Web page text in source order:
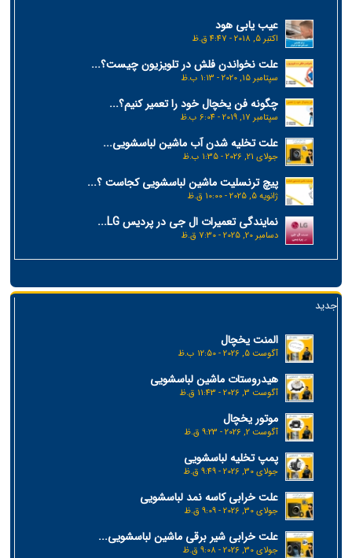
عیب یابی هود
اکتبر 5, 2018 - 4:47 ق.ظ
علت نخواندن فلش در تلویزیون چیست؟...
سپتامبر 15, 2020 - 1:13 ب.ظ
چگونه فن یخچال خود را تعمیر کنیم؟...
سپتامبر 17, 2019 - 6:04 ب.ظ
علت تخلیه شدن آب ماشین لباسشویی...
جولای 21, 2026 - 1:35 ب.ظ
پیچ ترنسلیت ماشین لباسشویی کجاست ؟...
ژانویه 5, 2025 - 10:00 ق.ظ
نمایندگی تعمیرات ال جی در پردیس LG...
دسامبر 20, 2025 - 7:30 ق.ظ
جدید
المنت یخچال
آگوست 5, 2026 - 12:50 ب.ظ
هیدروستات ماشین لباسشویی
آگوست 3, 2026 - 11:43 ق.ظ
موتور یخچال
آگوست 2, 2026 - 9:23 ق.ظ
پمپ تخلیه لباسشویی
جولای 30, 2026 - 9:49 ق.ظ
علت خرابی کاسه نمد لباسشویی
جولای 30, 2026 - 9:09 ق.ظ
علت خرابی شیر برقی ماشین لباسشویی...
جولای 30, 2026 - 9:08 ق.ظ